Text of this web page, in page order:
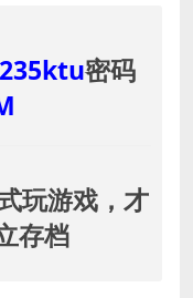
密码
玩游戏，才
存档